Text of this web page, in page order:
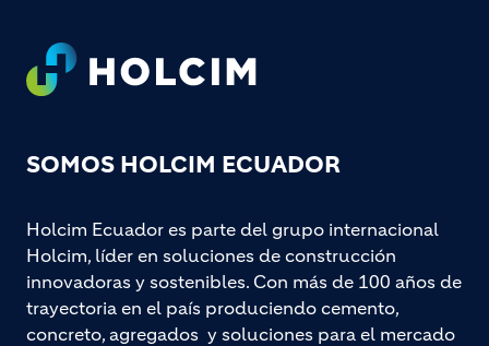
Footer
SOMOS HOLCIM ECUADOR
Holcim Ecuador es parte del grupo internacional
Holcim, líder en soluciones de construcción
innovadoras y sostenibles. Con más de 100 años de
trayectoria en el país produciendo cemento,
concreto, agregados y soluciones para el mercado